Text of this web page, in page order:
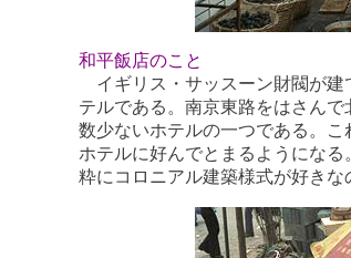
和平飯店のこと
イギリス・サッスーン財閥が建
テルである。南京東路をはさん
数少ないホテルの一つである。
ホテルに好んでとまるようにな
粋にコロニアル建築様式が好きな